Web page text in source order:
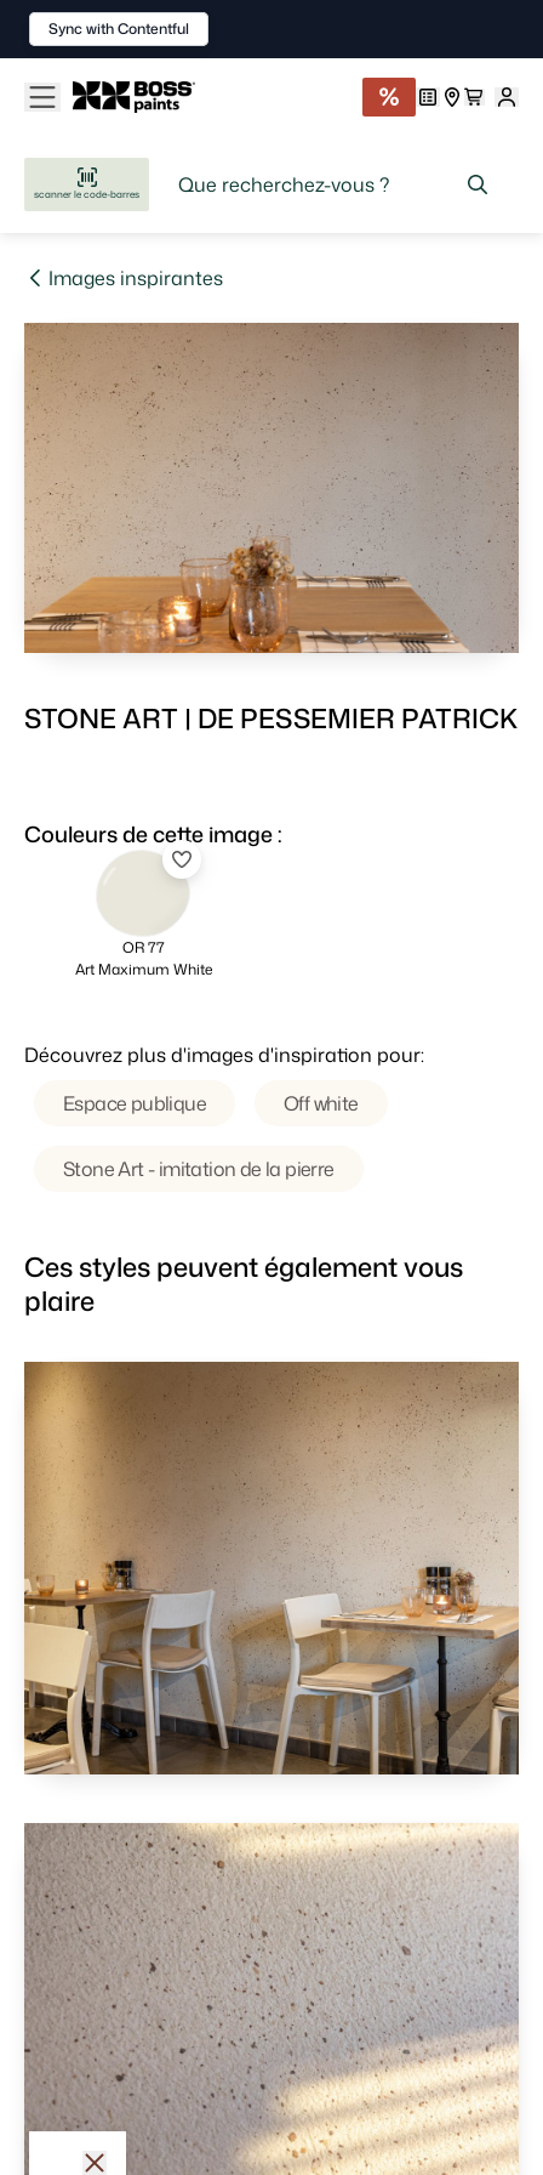
scanner le code-barres
Images inspirantes
STONE ART | DE PESSEMIER PATRICK
Couleurs de cette image :
OR 77
Art Maximum White
Découvrez plus d'images d'inspiration pour:
Espace publique
Off white
Stone Art - imitation de la pierre
Ces styles peuvent également vous
plaire
fermer
Sync with Contentful